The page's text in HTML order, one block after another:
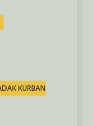
KURBAN